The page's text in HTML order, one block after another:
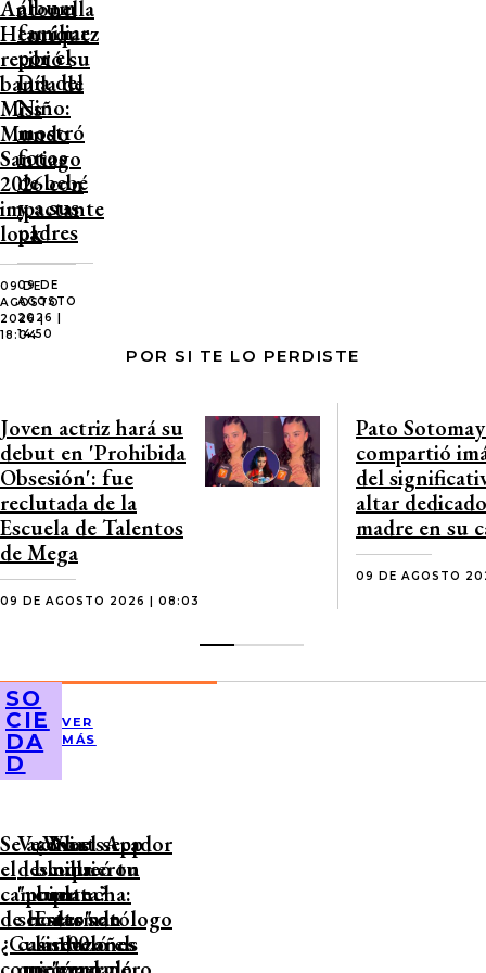
Antonella
Henríquez
recibió su
banda de
Miss
Mundo
Santiago
2026 con
impactante
look
09 DE
AGOSTO
2026 |
18:04
álbum
familiar
por el
Día del
Niño:
mostró
fotos
de bebé
y a sus
padres
09 DE
AGOSTO
2026 |
14:50
POR SI TE LO PERDISTE
Joven actriz hará su
debut en 'Prohibida
Obsesión': fue
reclutada de la
Escuela de Talentos
de Mega
09 DE AGOSTO 2026 | 08:03
Pato
compartió
del
altar
madre en su
09 DE AGOSTO
SO
CIE
DA
D
VER
MÁS
Se acerca
el
cambio
de hora:
¿Cuándo
Vecinos
descubrieron
"puente
secreto" de
casi 100 años
¿WhatsApp
bloqueó tu
cuenta?
Estas son
las razones
Ni el secador
ni la
plancha:
dermatólogo
reveló el